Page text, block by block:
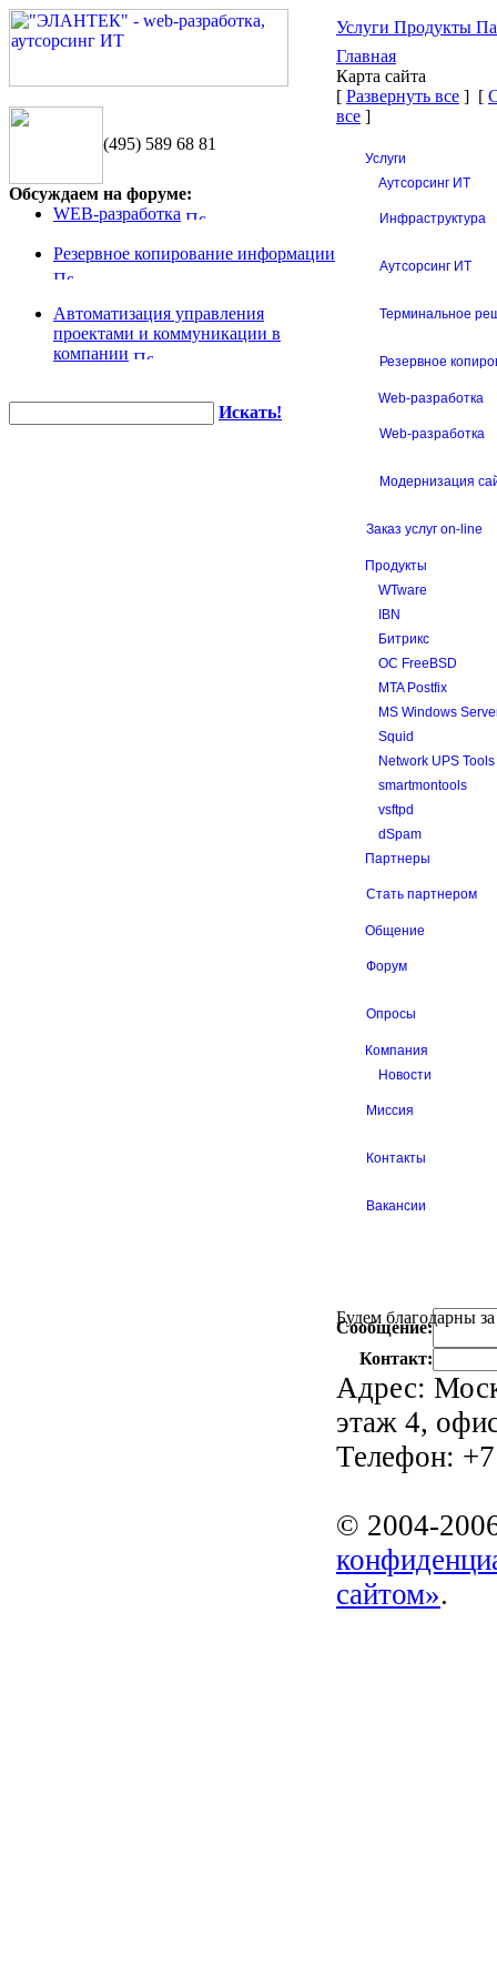
(495) 589 68 81
Обсуждаем на форуме:
WEB-разработка
Резервное копирование информации
Автоматизация управления
проектами и коммуникации в
компании
Искать!
Услуги Продукты
Главная
Карта сайта
[ Развернуть все ] [
все ]
Услуги
Аутсорсинг ИТ
Инфраструктура
Аутсорсинг ИТ
Терминальное
Резервное
Web-разработка
Web-разработка
Модернизация
Заказ услуг on-line
Продукты
WTware
IBN
Битрикс
ОС FreeBSD
MTA Postfix
MS Windows
Squid
Network UPS Tools
smartmontools
vsftpd
dSpam
Партнеры
Стать партнером
Общение
Форум
Опросы
Компания
Новости
Миссия
Контакты
Вакансии
Будем благодарны
Сообщение:
Контакт:
Адрес:
этаж 4,
Телефон:
© 2004-
сайтом».